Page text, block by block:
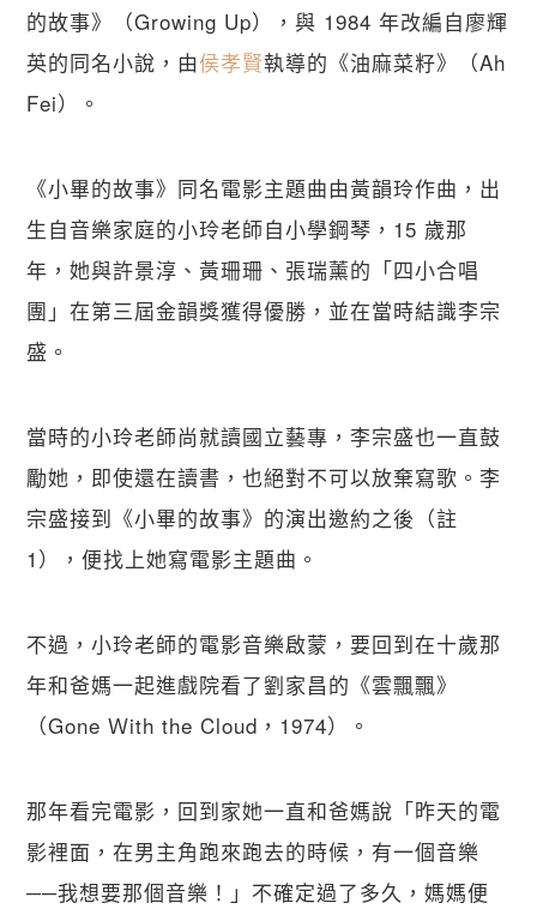
的故事》（Growing Up），與 1984 年改編自廖輝
英的同名小說，由侯孝賢執導的《油麻菜籽》（Ah
Fei）。
《小畢的故事》同名電影主題曲由黃韻玲作曲，出
生自音樂家庭的小玲老師自小學鋼琴，15 歲那
年，她與許景淳、黃珊珊、張瑞薰的「四小合唱
團」在第三屆金韻獎獲得優勝，並在當時結識李宗
盛。
當時的小玲老師尚就讀國立藝專，李宗盛也一直鼓
勵她，即使還在讀書，也絕對不可以放棄寫歌。李
宗盛接到《小畢的故事》的演出邀約之後（註
1），便找上她寫電影主題曲。
不過，小玲老師的電影音樂啟蒙，要回到在十歲那
年和爸媽一起進戲院看了劉家昌的《雲飄飄》
（Gone Ｗith the Cloud，1974）。
那年看完電影，回到家她一直和爸媽說「昨天的電
影裡面，在男主角跑來跑去的時候，有一個音樂
──我想要那個音樂！」不確定過了多久，媽媽便